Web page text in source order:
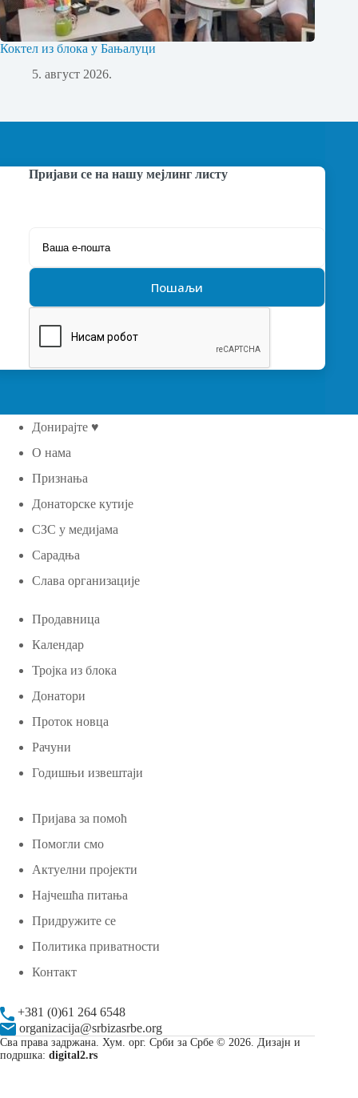
Коктел из блока у Бањалуци
5. август 2026.
Пријави се на нашу мејлинг листу
Донирајте ♥
О нама
Признања
Донаторске кутије
СЗС у медијама
Сарадња
Слава организације
Продавница
Календар
Тројка из блока
Донатори
Проток новца
Рачуни
Годишњи извештаји
Пријава за помоћ
Помогли смо
Актуелни пројекти
Најчешћа питања
Придружите се
Политика приватности
Контакт
+381 (0)61 264 6548
organizacija@srbizasrbe.org
Сва права задржана. Хум. орг. Срби за Србе © 2026. Дизајн и
подршка: digital2.rs